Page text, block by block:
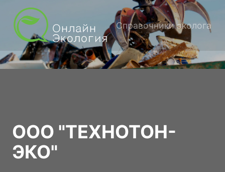
Справочники эколога
ООО "ТЕХНОТОН-
ЭКО"